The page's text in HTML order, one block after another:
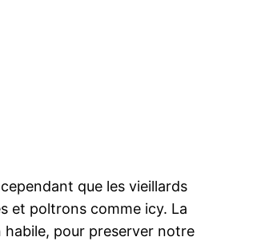
que les vieillards
et poltrons comme icy. La
habile, pour preserver notre